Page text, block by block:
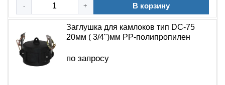
- + В корзину
Заглушка для камлоков тип DC-75
20мм ( 3/4")мм PP-полипропилен
по запросу